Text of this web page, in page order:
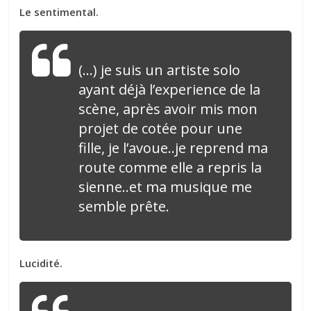
Le sentimental.
(…) je suis un artiste solo
ayant déjà l’experience de la
scène, après avoir mis mon
projet de cotée pour une
fille, je l’avoue..je reprend ma
route comme elle a repris la
sienne..et ma musique me
semble prête.
Lucidité.